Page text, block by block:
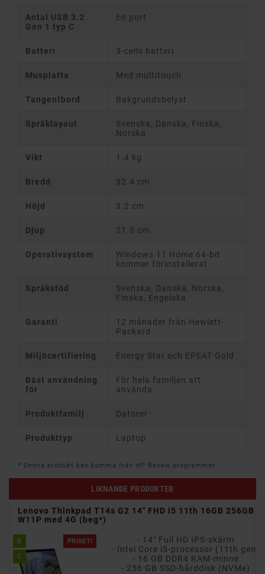
Antal USB 3.2
Gen 1 typ C
En port
Batteri 3-cells batteri
Musplatta Med multitouch
Tangentbord Bakgrundsbelyst
Språklayout
Svenska, Danska, Finska,
Norska
Vikt 1.4 kg
Bredd 32.4 cm
Höjd 3.2 cm
Djup 21.5 cm
Operativsystem
Windows 11 Home 64-bit
kommer förinstallerat
Språkstöd
Svenska, Danska, Norska,
Finska, Engelska
Garanti
12 månader från Hewlett-
Packard
Miljöcertifiering Energy Star och EPEAT Gold
Bäst användning
för
För hela familjen att
använda
Produktfamilj Datorer
Produkttyp Laptop
* Denna produkt kan komma från HP Renew programmet
LIKNANDE PRODUKTER
- 10 processor-kärnor (2 performance, 8 efficient)
Lenovo Thinkpad T14s G2 14" FHD i5 11th 16GB 256GB
W11P med 4G (beg*)
PRISET!
B
C
- 14" Full HD IPS-skärm
- Intel Core i5-processor (11th gen)
- 16 GB DDR4 RAM-minne
- 256 GB SSD-hårddisk (NVMe)